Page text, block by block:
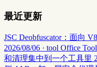
最近更新
JSC Deobfuscator：面向
2026/08/06 · tool Office
和清理集中到一个工具里